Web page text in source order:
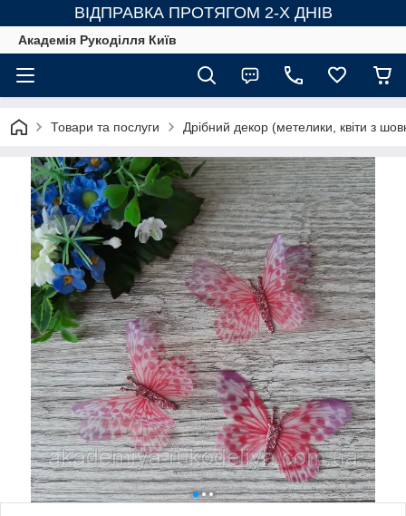
ВІДПРАВКА ПРОТЯГОМ 2-Х ДНІВ
Академія Рукоділля Київ
Товари та послуги Дрібний декор (метелики, квіти з